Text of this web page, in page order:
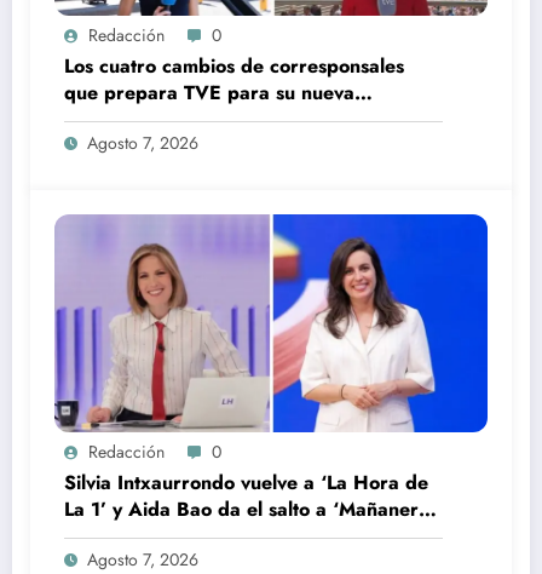
Redacción 0
Los cuatro cambios de corresponsales
que prepara TVE para su nueva
temporada
Agosto 7, 2026
Redacción 0
Silvia Intxaurrondo vuelve a ‘La Hora de
La 1’ y Aida Bao da el salto a ‘Mañaneros
360’
Agosto 7, 2026